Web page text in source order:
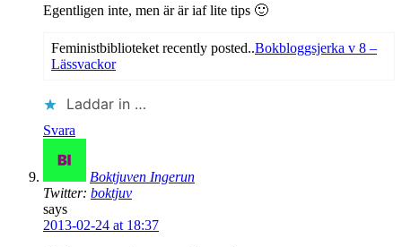
Egentligen inte, men är är iaf lite tips 🙂
Feministbiblioteket recently posted..Bokbloggsjerka v 8 –
Lässvackor
Laddar in …
Svara
Boktjuven Ingerun
Twitter: boktjuv
says
2013-02-24 at 18:37